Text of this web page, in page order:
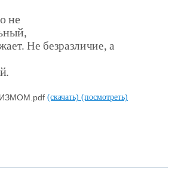
не
Не безразличие, а
(скачать) (посмотреть)